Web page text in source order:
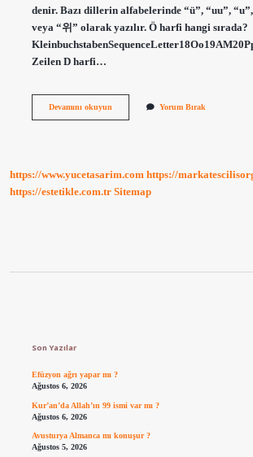
denir. Bazı dillerin alfabelerinde “ü”, “uu”,
veya “위” olarak yazılır. Ö harfi hangi sırada?
Zeilen D harfi…
Devamını okuyunO
Yorum Bırak
https://www.yucetasarim.com https://
https://estetikle.com.tr Sitemap
Son Yazılar
Efüzyon ağrı yapar mı ?
Ağustos 6, 2026
Kur’an’da Allah’ın 99 ismi var mı ?
Ağustos 6, 2026
Avusturya Almanca mı konuşur ?
Ağustos 5, 2026